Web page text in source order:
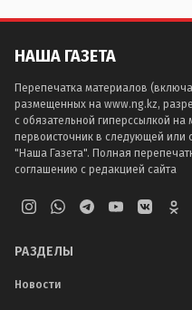
НАША ГАЗЕТА
Перепечатка материалов
размещенных на www.ng.kz,
с обязательной гиперссылкой
первоисточник в следующей
"Наша Газета". Полная
соглашению с редакцией сайта
РАЗДЕЛЫ
Новости